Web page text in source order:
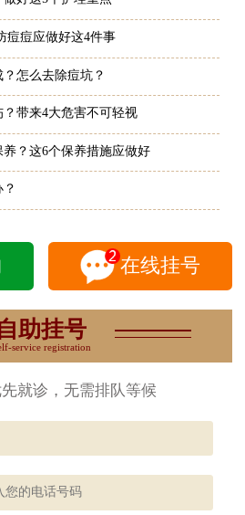
痘痘应做好这4件事
怎么去除痘坑？
带来4大危害不可轻视
？这6个保养措施应做好
在线挂号
助挂号
service registration
就诊，无需排队等候